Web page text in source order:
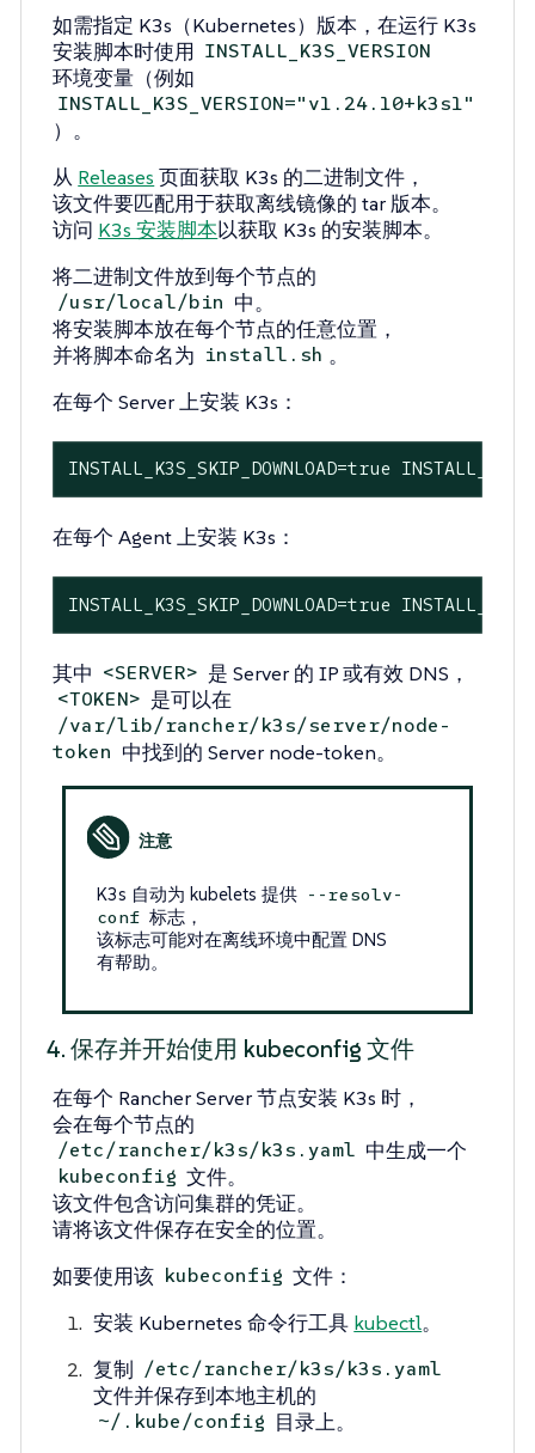
如需指定 K3s（Kubernetes）版本，在运行 K3s
安装脚本时使用 INSTALL_K3S_VERSION
环境变量（例如
INSTALL_K3S_VERSION="v1.24.10+k3s1"
）。
从 Releases 页面获取 K3s 的二进制文件，
该文件要匹配用于获取离线镜像的 tar 版本。
访问 K3s 安装脚本以获取 K3s 的安装脚本。
将二进制文件放到每个节点的
/usr/local/bin 中。
将安装脚本放在每个节点的任意位置，
并将脚本命名为 install.sh 。
在每个 Server 上安装 K3s：
INSTALL_K3S_SKIP_DOWNLOAD=true
在每个 Agent 上安装 K3s：
INSTALL_K3S_SKIP_DOWNLOAD=true
其中 <SERVER> 是 Server 的 IP 或有效 DNS，
<TOKEN> 是可以在
/var/lib/rancher/k3s/server/node-
token 中找到的 Server node-token。
K3s 自动为 kubelets 提供 --resolv-
conf 标志，
该标志可能对在离线环境中配置 DNS
有帮助。
4. 保存并开始使用 kubeconfig 文件
在每个 Rancher Server 节点安装 K3s 时，
会在每个节点的
/etc/rancher/k3s/k3s.yaml 中生成一个
kubeconfig 文件。
该文件包含访问集群的凭证。
请将该文件保存在安全的位置。
如要使用该 kubeconfig 文件：
安装 Kubernetes 命令行工具 kubectl。
复制 /etc/rancher/k3s/k3s.yaml
文件并保存到本地主机的
~/.kube/config 目录上。